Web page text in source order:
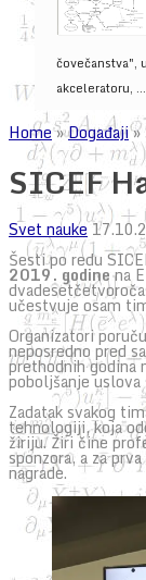
čovečanstva",
akceleratoru, ...
Home»Događaji»
SICEF
Svet nauke
Šesti po redu
2019. godinena
učestvuje osam
Organizatori
neposredno pred
prethodnih godina
poboljšanje uslova
Zadatak svakog
tehnologiji, koja
žiriju. Žiri čine
sponzora, a za
nagrade.